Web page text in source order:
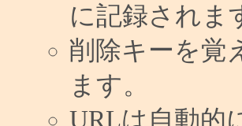
に記録されま
削除キーを覚
ます。
URLは自動的